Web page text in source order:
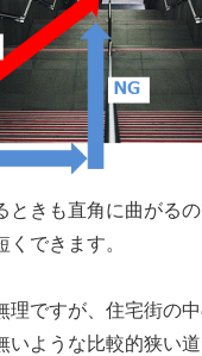
きも直角に曲がる
できます。
ですが、住宅街の中
いような比較的狭い